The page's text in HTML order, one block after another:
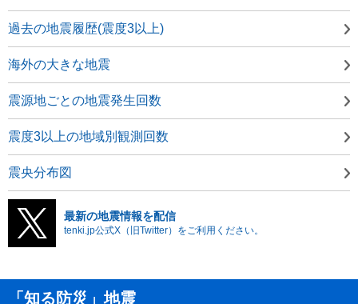
過去の地震履歴(震度3以上)
海外の大きな地震
震源地ごとの地震発生回数
震度3以上の地域別観測回数
震央分布図
最新の地震情報を配信
tenki.jp公式X（旧Twitter）をご利用ください。
「知る防災」地震